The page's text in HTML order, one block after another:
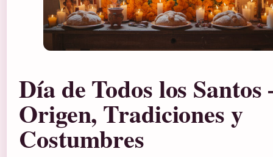
Día de Todos los Santos
Origen, Tradiciones y
Costumbres